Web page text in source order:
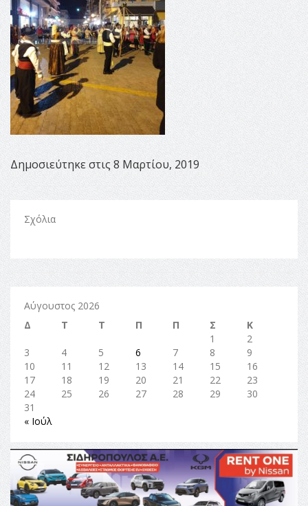
Δημοσιεύτηκε στις 8 Μαρτίου, 2019
Σχόλια
Αύγουστος 2026
Δ
Τ Τ Π Π Σ
Κ
1
2
3
4 5 6 7 8
9
10
11 12 13 14 15
16
17
18 19 20 21 22
23
24
25 26 27 28 29
30
31
« Ιούλ